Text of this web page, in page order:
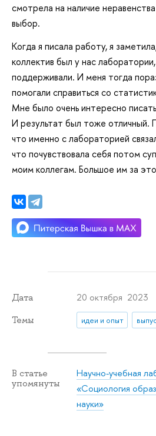
смотрела на наличие
выбор.
Когда я писала работу, я
коллектив был у нас
поддерживали. И меня тогда
помогали справиться со
Мне было очень интересно
И результат был тоже отличный.
что именно с лабораторией
что почувствовала себя потом
моим коллегам. Большое им за
Дата 20 октября 2023
Темы идеи и опыт
В статье
упомянуты
Научно-учебная
«Социология
науки»